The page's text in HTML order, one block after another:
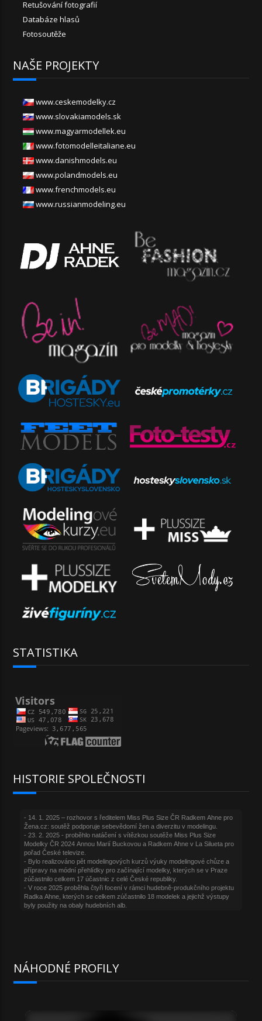
Retušování fotografií
Databáze hlasů
Fotosoutěže
NAŠE PROJEKTY
www.ceskemodelky.cz
www.slovakiamodels.sk
www.magyarmodellek.eu
www.fotomodelleitaliane.eu
www.danishmodels.eu
www.polandmodels.eu
www.frenchmodels.eu
www.russianmodeling.eu
STATISTIKA
HISTORIE SPOLEČNOSTI
NÁHODNÉ PROFILY